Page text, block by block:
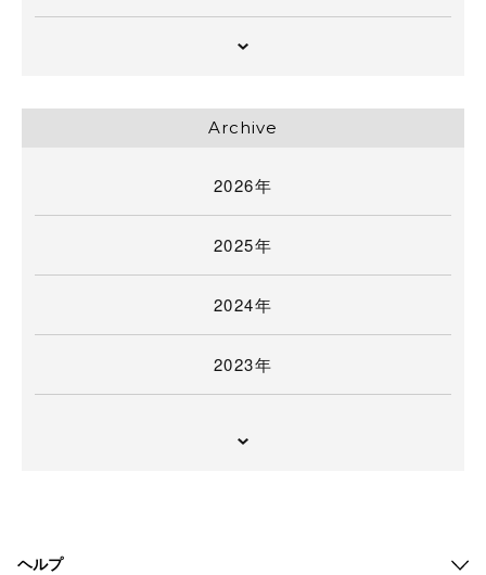
Archive
2026年
2025年
2024年
2023年
ヘルプ